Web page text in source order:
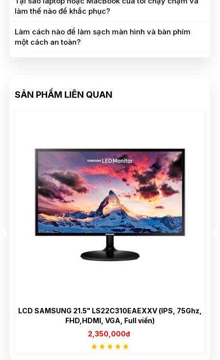
làm thế nào để khắc phục?
Làm cách nào để làm sạch màn hình và bàn phím
một cách an toàn?
SẢN PHẨM LIÊN QUAN
LCD SAMSUNG 21.5" LS22C310EAEXXV (IPS, 75Ghz,
FHD,HDMI, VGA, Full viền)
2,350,000đ